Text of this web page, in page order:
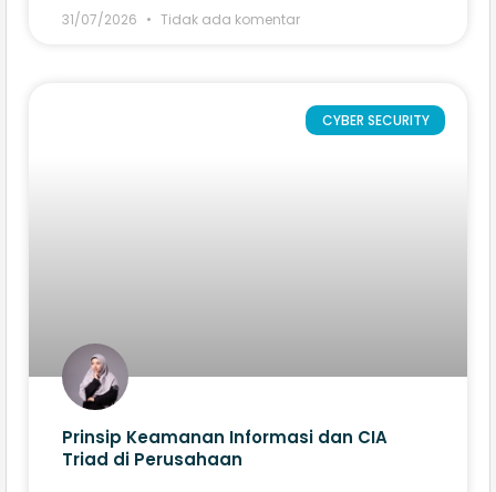
31/07/2026 Tidak ada komentar
CYBER SECURITY
Prinsip Keamanan Informasi dan CIA
Triad di Perusahaan